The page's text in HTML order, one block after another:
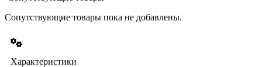
Сопутствующие товары пока не добавлены.
Характеристики